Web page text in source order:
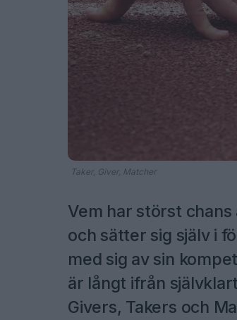
Taker, Giver, Matcher
Vem har störst
och sätter sig själv i
med sig av sin
är långt ifrån
Givers, Takers och